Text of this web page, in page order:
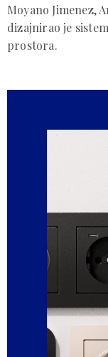
Moyano Jimenez,
dizajnirao je
prostora.